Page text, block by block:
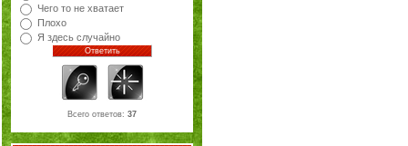
Чего то не хватает
Плохо
Я здесь случайно
Всего ответов: 37